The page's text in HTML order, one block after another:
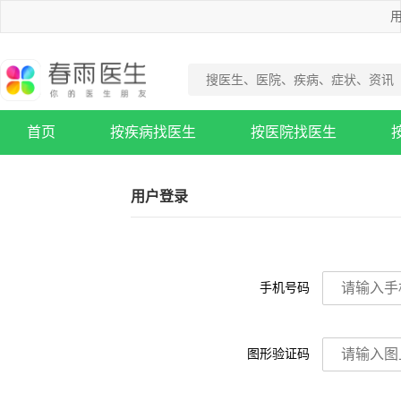
首页 按疾病找医生 按医院找医生
用户登录
手机号码
图形验证码